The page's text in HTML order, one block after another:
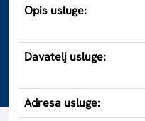
Opis usluge:
Davatelj usluge:
Adresa usluge: